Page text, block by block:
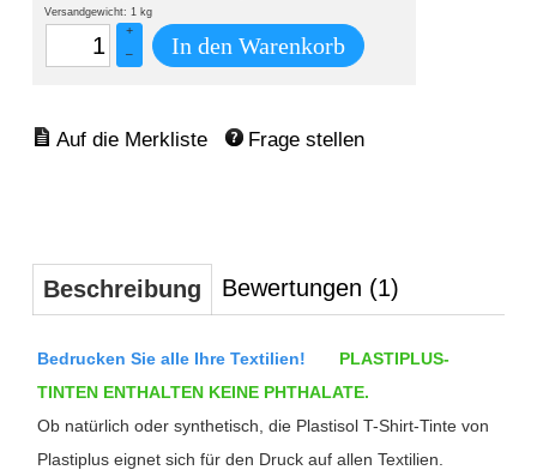
Versandgewicht: 1 kg
+
–
In den Warenkorb
Frage stellen
Beschreibung Bewertungen (1)
Bedrucken Sie alle Ihre Textilien!
PLASTIPLUS-
TINTEN ENTHALTEN KEINE PHTHALATE.
Ob natürlich oder synthetisch, die Plastisol T-Shirt-Tinte von
Plastiplus eignet sich für den Druck auf allen Textilien.